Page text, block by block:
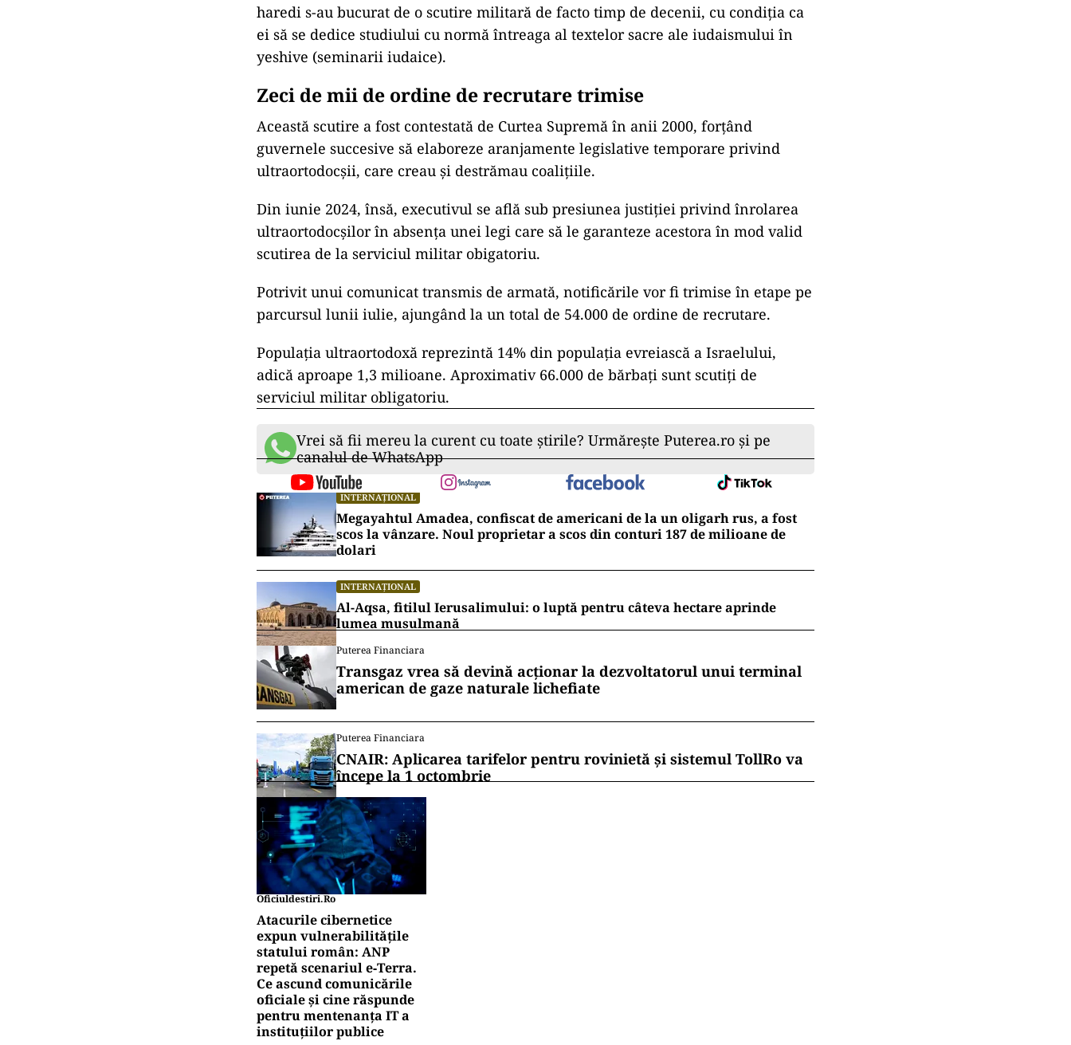
haredi s-au bucurat de o scutire militară de facto timp de decenii, cu condiţia ca
ei să se dedice studiului cu normă întreaga al textelor sacre ale iudaismului în
yeshive (seminarii iudaice).
Zeci de mii de ordine de recrutare trimise
Această scutire a fost contestată de Curtea Supremă în anii 2000, forţând
guvernele succesive să elaboreze aranjamente legislative temporare privind
ultraortodocşii, care creau şi destrămau coaliţiile.
Din iunie 2024, însă, executivul se află sub presiunea justiţiei privind înrolarea
ultraortodocşilor în absenţa unei legi care să le garanteze acestora în mod valid
scutirea de la serviciul militar obigatoriu.
Potrivit unui comunicat transmis de armată, notificările vor fi trimise în etape pe
parcursul lunii iulie, ajungând la un total de 54.000 de ordine de recrutare.
Populaţia ultraortodoxă reprezintă 14% din populaţia evreiască a Israelului,
adică aproape 1,3 milioane. Aproximativ 66.000 de bărbaţi sunt scutiţi de
serviciul militar obligatoriu.
Vrei să fii mereu la curent cu toate știrile? Urmărește Puterea.ro și pe
canalul de WhatsApp
INTERNAȚIONAL
Megayahtul Amadea, confiscat de americani de la un oligarh rus, a fost
scos la vânzare. Noul proprietar a scos din conturi 187 de milioane de
dolari
INTERNAȚIONAL
Al-Aqsa, fitilul Ierusalimului: o luptă pentru câteva hectare aprinde
lumea musulmană
Puterea Financiara
Transgaz vrea să devină acționar la dezvoltatorul unui terminal
american de gaze naturale lichefiate
Puterea Financiara
CNAIR: Aplicarea tarifelor pentru rovinietă și sistemul TollRo va
începe la 1 octombrie
Oficiuldestiri.ro
Atacurile cibernetice
expun vulnerabilitățile
statului român: ANP
repetă scenariul e‑Terra.
Ce ascund comunicările
oficiale și cine răspunde
pentru mentenanța IT a
instituțiilor publice